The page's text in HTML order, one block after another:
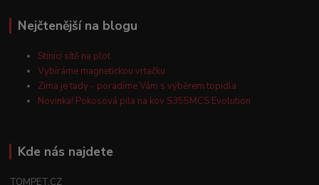
Nejčtenější na blogu
Stínící sítě na plot
Vybíráme magnetickou vrtačku
Zima je tady - poradíme Vám s výběrem topidla
Novinka! Pokosová pila na kov S355MCS Evolution
Kde nás najdete
TOMPET.CZ